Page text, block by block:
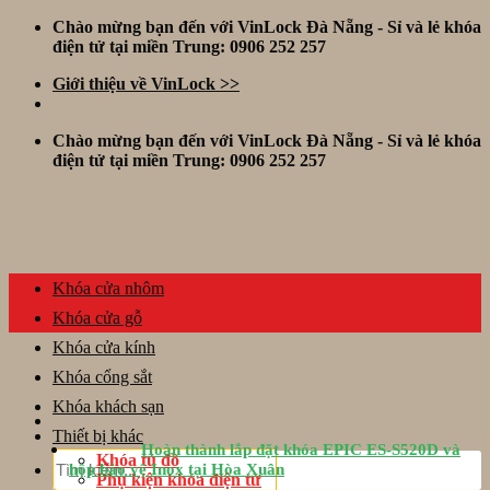
Skip
Chào mừng bạn đến với VinLock Đà Nẵng - Sỉ và lẻ khóa
điện tử tại miền Trung: 0906 252 257
Giới thiệu về VinLock >>
Chào mừng bạn đến với VinLock Đà Nẵng - Sỉ và lẻ khóa
điện tử tại miền Trung: 0906 252 257
Tìm
kiếm:
Khóa cửa nhôm
Khóa cửa gỗ
Khóa cửa kính
Khóa cổng sắt
Khóa khách sạn
Thiết bị khác
Khóa tủ đồ
Phụ kiện khóa điện tử
Hoàn thành lắp đặt khóa EPIC ES-S520D và
hộp bảo vệ Inox tại Hòa Xuân